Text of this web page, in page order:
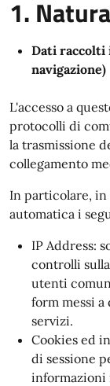
1.
Dati raccolti
navigazione)
L'accesso a
protocolli di
la trasmissione
collegamento
In particolare, in
automatica i
IP Address:
controlli
utenti
form messi
servizi.
Cookies ed
di sessione
informazioni